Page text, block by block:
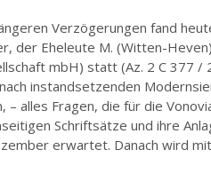
Verzögerungen fand
der Eheleute M. (Witten-
mbH) statt (Az. 2 C 377
instandsetzenden
– alles Fragen, die für die
Schriftsätze und ihre
erwartet. Danach wird